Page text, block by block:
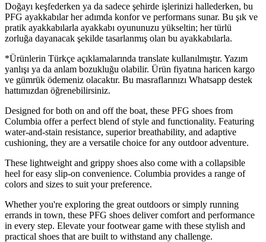
Doğayı keşfederken ya da sadece şehirde işlerinizi hallederken, bu
PFG ayakkabılar her adımda konfor ve performans sunar. Bu şık ve
pratik ayakkabılarla ayakkabı oyununuzu yükseltin; her türlü
zorluğa dayanacak şekilde tasarlanmış olan bu ayakkabılarla.
*Ürünlerin Türkçe açıklamalarında translate kullanılmıştır. Yazım
yanlışı ya da anlam bozukluğu olabilir. Ürün fiyatına haricen kargo
ve gümrük ödemeniz olacaktır. Bu masraflarınızı Whatsapp destek
hattımızdan öğrenebilirsiniz.
Designed for both on and off the boat, these PFG shoes from
Columbia offer a perfect blend of style and functionality. Featuring
water-and-stain resistance, superior breathability, and adaptive
cushioning, they are a versatile choice for any outdoor adventure.
These lightweight and grippy shoes also come with a collapsible
heel for easy slip-on convenience. Columbia provides a range of
colors and sizes to suit your preference.
Whether you're exploring the great outdoors or simply running
errands in town, these PFG shoes deliver comfort and performance
in every step. Elevate your footwear game with these stylish and
practical shoes that are built to withstand any challenge.